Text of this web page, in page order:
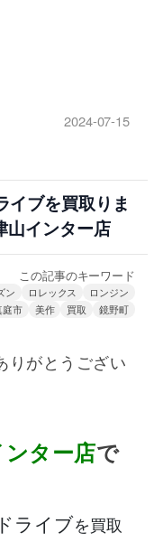
2024-07-15
イブを買取りま
インター店
この記事のキーワード
ン ロレックス
ロンジン
庭市 美作 買取 鏡野町
りがとうござい
ンター店で
ライブを買取